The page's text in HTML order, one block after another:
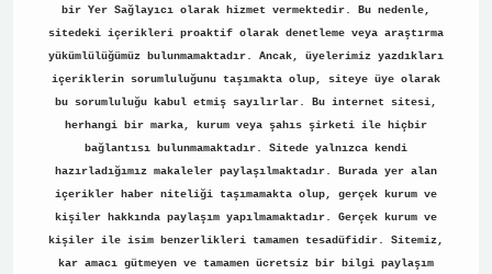
bir Yer Sağlayıcı olarak hizmet vermektedir. Bu nedenle,
sitedeki içerikleri proaktif olarak denetleme veya araştırma
yükümlülüğümüz bulunmamaktadır. Ancak, üyelerimiz yazdıkları
içeriklerin sorumluluğunu taşımakta olup, siteye üye olarak
bu sorumluluğu kabul etmiş sayılırlar. Bu internet sitesi,
herhangi bir marka, kurum veya şahıs şirketi ile hiçbir
bağlantısı bulunmamaktadır. Sitede yalnızca kendi
hazırladığımız makaleler paylaşılmaktadır. Burada yer alan
içerikler haber niteliği taşımamakta olup, gerçek kurum ve
kişiler hakkında paylaşım yapılmamaktadır. Gerçek kurum ve
kişiler ile isim benzerlikleri tamamen tesadüfidir. Sitemiz,
kar amacı gütmeyen ve tamamen ücretsiz bir bilgi paylaşım